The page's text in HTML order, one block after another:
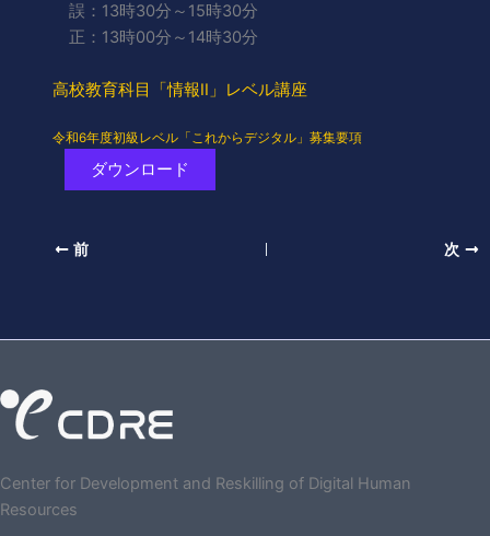
誤：13時30分～15時30分
正：13時00分～14時30分
高校教育科目「情報II」レベル講座
令和6年度初級レベル「これからデジタル」募集要項
ダウンロード
前 次
Center for Development and Reskilling of Digital Human
Resources